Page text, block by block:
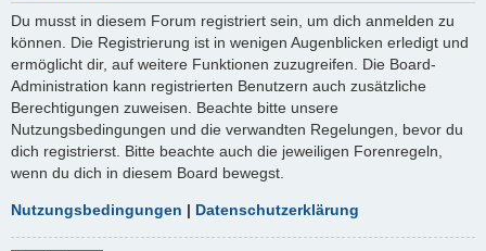
Du musst in diesem Forum registriert sein, um dich anmelden zu
können. Die Registrierung ist in wenigen Augenblicken erledigt und
ermöglicht dir, auf weitere Funktionen zuzugreifen. Die Board-
Administration kann registrierten Benutzern auch zusätzliche
Berechtigungen zuweisen. Beachte bitte unsere
Nutzungsbedingungen und die verwandten Regelungen, bevor du
dich registrierst. Bitte beachte auch die jeweiligen Forenregeln,
wenn du dich in diesem Board bewegst.
Nutzungsbedingungen | Datenschutzerklärung